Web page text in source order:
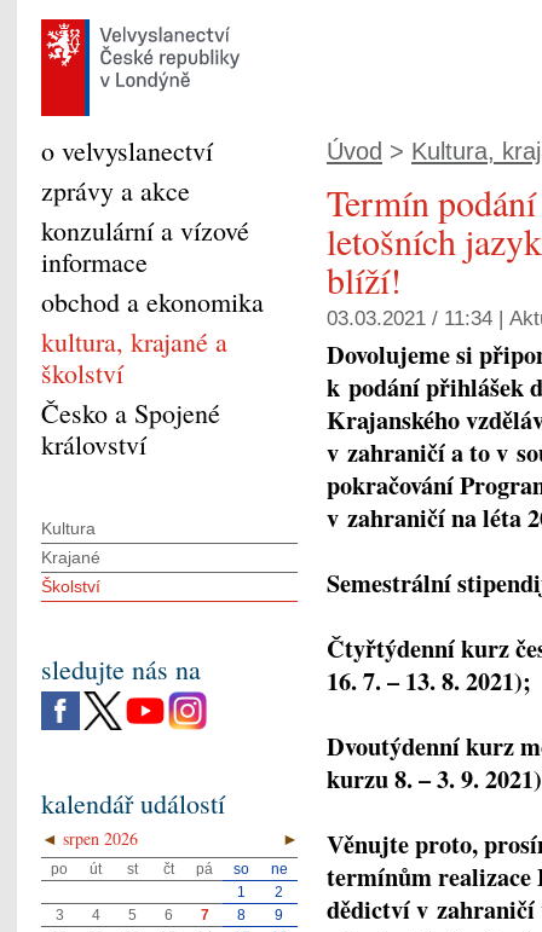
Úvod > Kultura,
Termín
letošních
blíží!
03.03.2021 / 11:34 |
Dovolujeme si
k podánípřihlášek
Krajanského
v zahraničía to v
pokračování
v zahraničí na léta
Semestrální
Čtyřtýdenní kurz
16. 7. – 13. 8. 2021);
Dvoutýdenní kurz
kurzu 8. – 3. 9.
Věnujte proto,
termínům realizace
dědictví v zahraničí
o velvyslanectví
zprávy a akce
konzulární a vízové
informace
obchod a ekonomika
kultura, krajané a
školství
Česko a Spojené
království
Kultura
Krajané
Školství
sledujte nás na
kalendář událostí
◄ ►
srpen 2026
po út st čt pá so
ne
1
2
3
4 5 6 7 8
9